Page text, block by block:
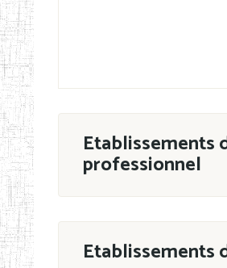
Etablissements
professionnel
ESTP
Etablissements